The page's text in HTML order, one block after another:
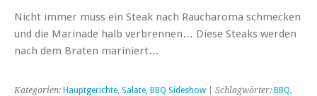
Nicht immer muss ein Steak nach Raucharoma schmecken
und die Marinade halb verbrennen… Diese Steaks werden
nach dem Braten mariniert…
Kategorien: Hauptgerichte, Salate, BBQ Sideshow | Schlagwörter: BBQ,